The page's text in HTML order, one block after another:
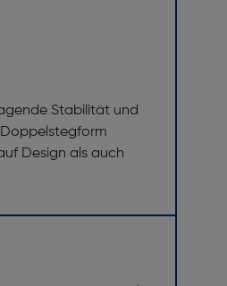
Stabilität und
Design als auch